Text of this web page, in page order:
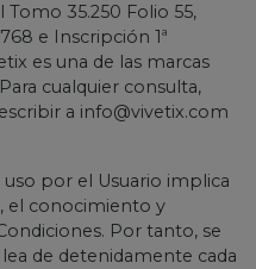
35.250 Folio 55,
e Inscripción 1ª
es una de las marcas
cualquier consulta,
a info@vivetix.com
uso por el Usuario implica
el conocimiento y
Por tanto, se
de detenidamente cada